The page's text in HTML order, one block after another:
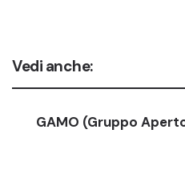
Vedi anche:
GAMO (Gruppo